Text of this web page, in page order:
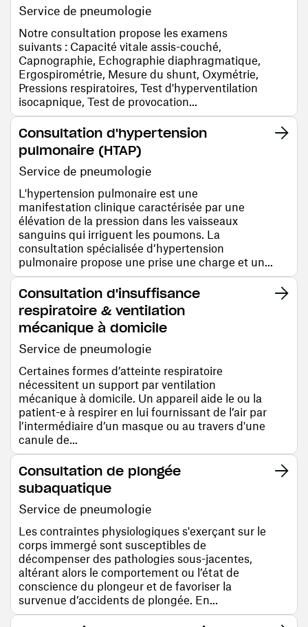
Service de pneumologie
Notre consultation propose les examens
suivants : Capacité vitale assis-couché,
Capnographie, Echographie diaphragmatique,
Ergospirométrie, Mesure du shunt, Oxymétrie,
Pressions respiratoires, Test d'hyperventilation
isocapnique, Test de provocation...
Consultation d'hypertension
pulmonaire (HTAP)
Service de pneumologie
L'hypertension pulmonaire est une
manifestation clinique caractérisée par une
élévation de la pression dans les vaisseaux
sanguins qui irriguent les poumons. La
consultation spécialisée d’hypertension
pulmonaire propose une prise une charge et un...
Consultation d'insuffisance
respiratoire & ventilation
mécanique à domicile
Service de pneumologie
Certaines formes d’atteinte respiratoire
nécessitent un support par ventilation
mécanique à domicile. Un appareil aide le ou la
patient-e à respirer en lui fournissant de l’air par
l’intermédiaire d’un masque ou au travers d'une
canule de...
Consultation de plongée
subaquatique
Service de pneumologie
Les contraintes physiologiques s'exerçant sur le
corps immergé sont susceptibles de
décompenser des pathologies sous-jacentes,
altérant alors le comportement ou l’état de
conscience du plongeur et de favoriser la
survenue d’accidents de plongée. En...